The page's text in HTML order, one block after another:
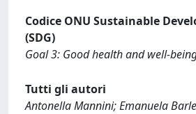
Codice ONU Sustainable
(SDG)
Goal 3: Good health and well-
Tutti gli autori
Antonella Mannini; Emanuela